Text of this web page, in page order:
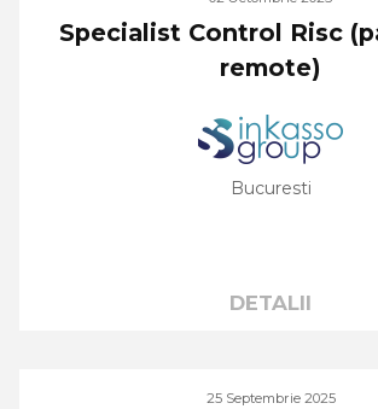
Specialist Control Risc
remote)
Bucuresti
DETALII
25 Septembrie 2025